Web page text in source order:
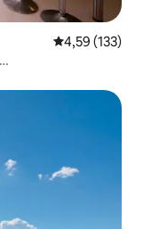
4,59 de uma
4,59 (133)